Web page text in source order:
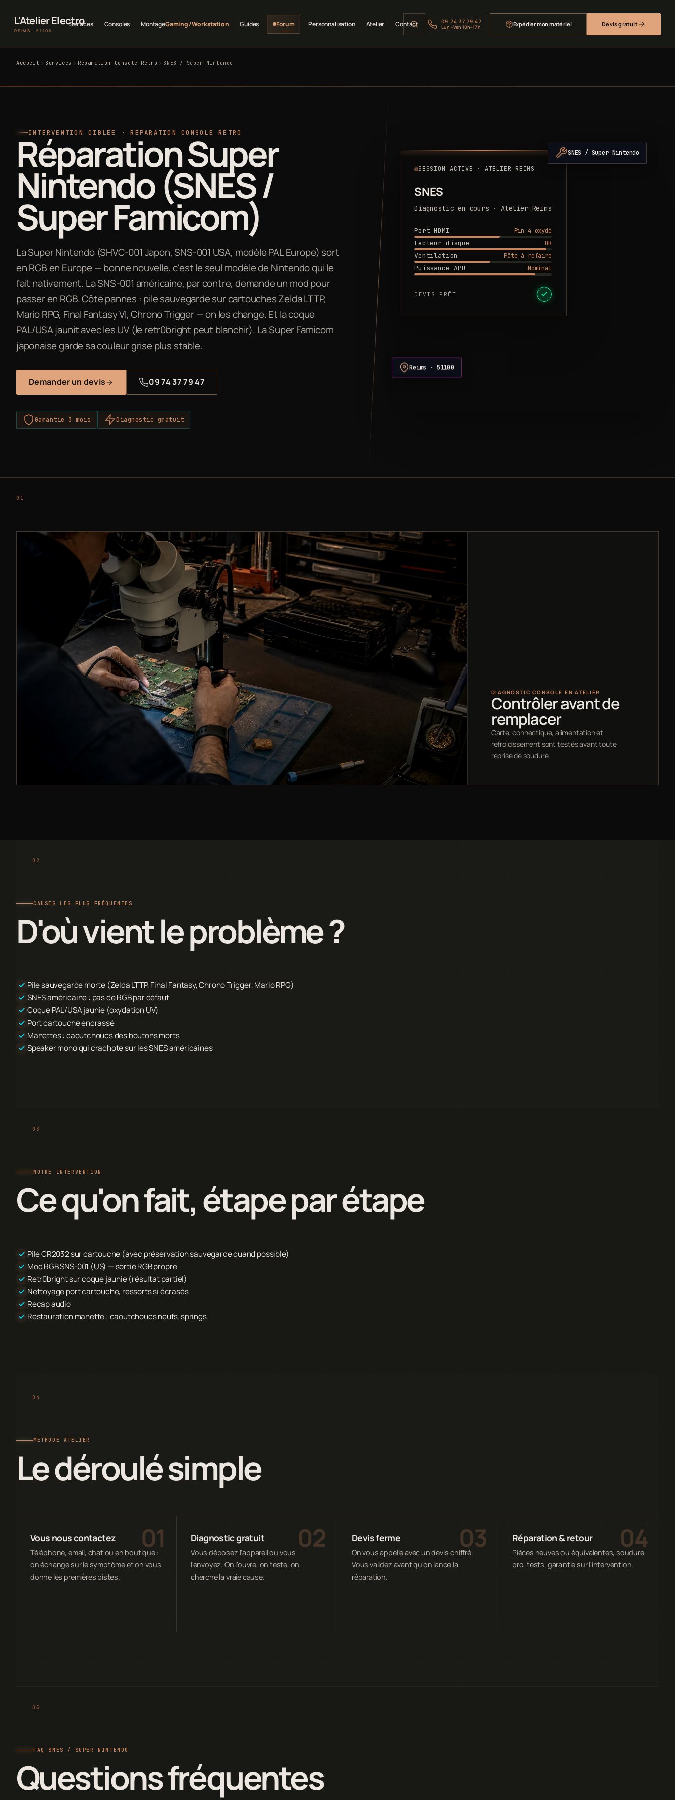
L'Atelier Electro
REIMS · 51100
Services Consoles MontageGaming / Workstation Guides Forum Personnalisation Atelier Contact 09 74 37 79 47
Lun–Ven 10h–17h Expédier mon matériel Devis gratuit
Accueil Services Réparation Console Rétro SNES / Super Nintendo
INTERVENTION CIBLÉE · RÉPARATION CONSOLE RÉTRO
Réparation Super
Nintendo (SNES /
Super Famicom)
La Super Nintendo (SHVC-001 Japon, SNS-001 USA, modèle PAL Europe) sort
en RGB en Europe — bonne nouvelle, c'est le seul modèle de Nintendo qui le
fait nativement. La SNS-001 américaine, par contre, demande un mod pour
passer en RGB. Côté pannes : pile sauvegarde sur cartouches Zelda LTTP,
Mario RPG, Final Fantasy VI, Chrono Trigger — on les change. Et la coque
PAL/USA jaunit avec les UV (le retr0bright peut blanchir). La Super Famicom
japonaise garde sa couleur grise plus stable.
Demander un devis 09 74 37 79 47
Garantie 3 mois Diagnostic gratuit
SESSION ACTIVE · ATELIER REIMS
SNES
Diagnostic en cours · Atelier Reims
Port HDMI
Pin 4 oxydé
Lecteur disque
OK
Ventilation
Pâte à refaire
Puissance APU
Nominal
DEVIS PRÊT
SNES / Super Nintendo
Reims · 51100
DIAGNOSTIC CONSOLE EN ATELIER
Contrôler avant de
remplacer
Carte, connectique, alimentation et
refroidissement sont testés avant toute
reprise de soudure.
CAUSES LES PLUS FRÉQUENTES
D'où vient le problème ?
Pile sauvegarde morte (Zelda LTTP, Final Fantasy, Chrono Trigger, Mario RPG)
SNES américaine : pas de RGB par défaut
Coque PAL/USA jaunie (oxydation UV)
Port cartouche encrassé
Manettes : caoutchoucs des boutons morts
Speaker mono qui crachote sur les SNES américaines
NOTRE INTERVENTION
Ce qu'on fait, étape par étape
Pile CR2032 sur cartouche (avec préservation sauvegarde quand possible)
Mod RGB SNS-001 (US) — sortie RGB propre
Retr0bright sur coque jaunie (résultat partiel)
Nettoyage port cartouche, ressorts si écrasés
Recap audio
Restauration manette : caoutchoucs neufs, springs
MÉTHODE ATELIER
Le déroulé simple
Vous nous contactez
Téléphone, email, chat ou en boutique :
on échange sur le symptôme et on vous
donne les premières pistes.
Diagnostic gratuit
Vous déposez l'appareil ou vous
l'envoyez. On l'ouvre, on teste, on
cherche la vraie cause.
Devis ferme
On vous appelle avec un devis chiffré.
Vous validez avant qu'on lance la
réparation.
Réparation & retour
Pièces neuves ou équivalentes, soudure
pro, tests, garantie sur l'intervention.
FAQ SNES / SUPER NINTENDO
Questions fréquentes